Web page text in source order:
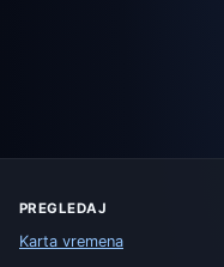
PREGLEDAJ
Karta vremena